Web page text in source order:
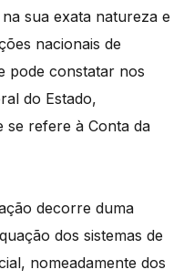
sua exata natureza e
nacionais de
pode constatar nos
do Estado,
se refere à Conta da
decorre duma
dos sistemas de
nomeadamente dos